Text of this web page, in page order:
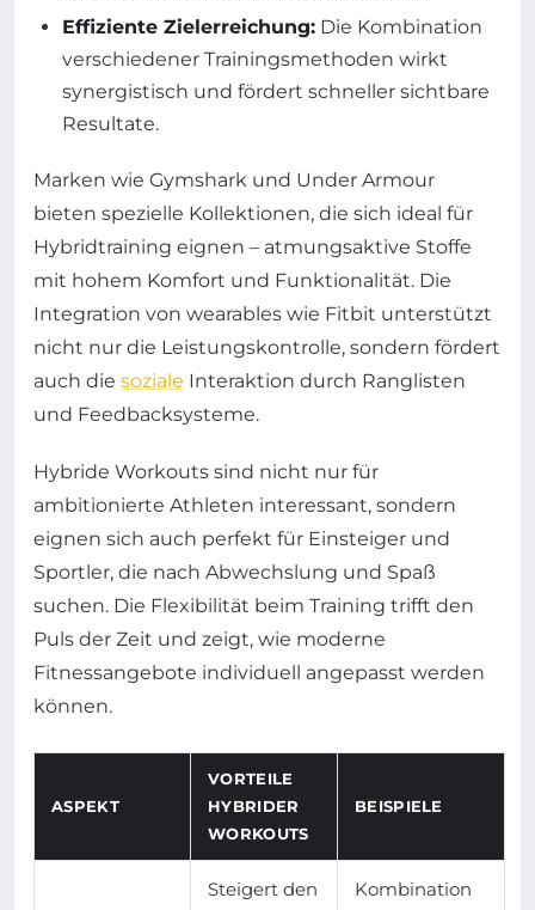
Effiziente Zielerreichung: Die Kombination
verschiedener Trainingsmethoden wirkt
synergistisch und fördert schneller sichtbare
Resultate.
Marken wie Gymshark und Under Armour
bieten spezielle Kollektionen, die sich ideal für
Hybridtraining eignen – atmungsaktive Stoffe
mit hohem Komfort und Funktionalität. Die
Integration von wearables wie Fitbit unterstützt
nicht nur die Leistungskontrolle, sondern fördert
auch die soziale Interaktion durch Ranglisten
und Feedbacksysteme.
Hybride Workouts sind nicht nur für
ambitionierte Athleten interessant, sondern
eignen sich auch perfekt für Einsteiger und
Sportler, die nach Abwechslung und Spaß
suchen. Die Flexibilität beim Training trifft den
Puls der Zeit und zeigt, wie moderne
Fitnessangebote individuell angepasst werden
können.
ASPEKT
VORTEILE
HYBRIDER
WORKOUTS
BEISPIELE
Steigert den Kombination